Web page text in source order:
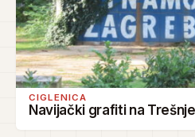
CIGLENICA
Navijački grafiti na